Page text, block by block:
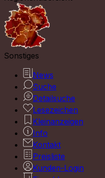
Sonstiges
News
Suche
Detailsuche
Lesezeichen
Kleinanzeigen
Info
Kontakt
Preisliste
Kunden-Login